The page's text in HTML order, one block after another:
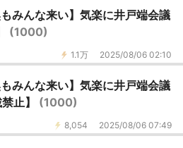
みんな来い】気楽に井戸端会議
(1000)
1.1万 2025/08/06 02:10
みんな来い】気楽に井戸端会議
止】 (1000)
8,054 2025/08/06 07:49